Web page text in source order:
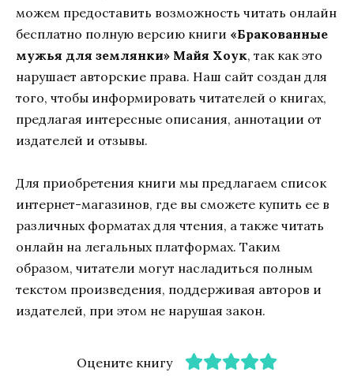
можем предоставить возможность читать онлайн
бесплатно полную версию книги «Бракованные
мужья для землянки» Майя Хоук, так как это
нарушает авторские права. Наш сайт создан для
того, чтобы информировать читателей о книгах,
предлагая интересные описания, аннотации от
издателей и отзывы.
Для приобретения книги мы предлагаем список
интернет-магазинов, где вы сможете купить ее в
различных форматах для чтения, а также читать
онлайн на легальных платформах. Таким
образом, читатели могут насладиться полным
текстом произведения, поддерживая авторов и
издателей, при этом не нарушая закон.
Оцените книгу